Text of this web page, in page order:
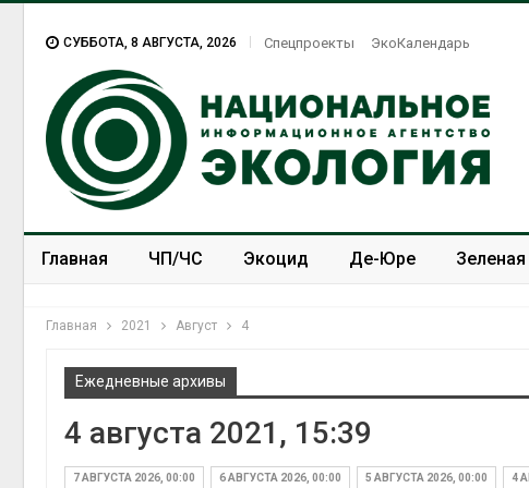
СУББОТА, 8 АВГУСТА, 2026 Спецпроекты ЭкоКалендарь
Главная ЧП/ЧС Экоцид Де-Юре
Главная 2021 Август 4
Ежедневные архивы
4 августа 2021, 15:39
7 АВГУСТА 2026, 00:00 6 АВГУСТА 2026, 00:00 5 АВГУСТА 2026, 00:00 4